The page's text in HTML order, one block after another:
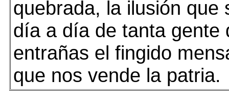
quebrada, la ilusión que
día a día de tanta gente
entrañas el fingido
que nos vende la patria.